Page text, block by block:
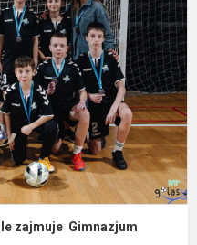
zajmuje Gimnazjum